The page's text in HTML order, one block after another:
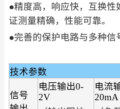
●精度高，响应快，互换性
证测量精确，性能可靠。
●完善的保护电路与多种信
技术参数
信号
电压输出0-
2V
电流
20mA